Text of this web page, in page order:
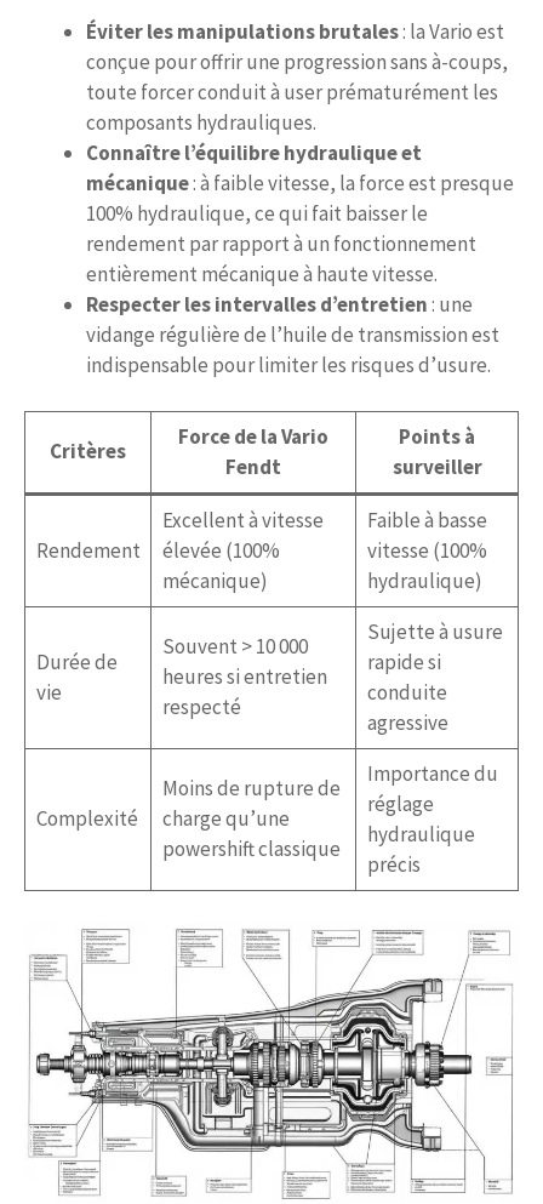
Éviter les manipulations brutales: la Vario est
conçue pour offrir une progression sans à-coups,
toute forcer conduit à user prématurément les
composants hydrauliques.
Connaître l’équilibre hydraulique et
mécanique: à faible vitesse, la force est presque
100% hydraulique, ce qui fait baisser le
rendement par rapport à un fonctionnement
entièrement mécanique à haute vitesse.
Respecter les intervalles d’entretien: une
vidange régulière de l’huile de transmission est
indispensable pour limiter les risques d’usure.
Critères
Force de la Vario
Fendt
Points à
surveiller
Rendement
Excellent à vitesse
élevée (100%
mécanique)
Faible à basse
vitesse (100%
hydraulique)
Durée de
vie
Souvent > 10 000
heures si entretien
respecté
Sujette à usure
rapide si
conduite
agressive
Complexité
Moins de rupture de
charge qu’une
powershift classique
Importance du
réglage
hydraulique
précis